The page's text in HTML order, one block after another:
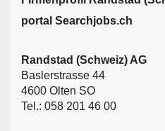
portal Searchjobs.ch
Randstad (Schweiz) AG
Baslerstrasse 44
4600 Olten SO
Tel.: 058 201 46 00